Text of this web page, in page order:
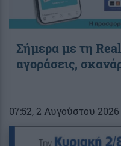
Σήμερα με τη
αγοράσεις,
07:52, 2 Αυγούστου 2026